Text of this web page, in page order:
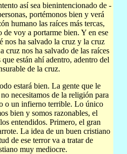
así sea bienintencionado de -
portémonos bien y verá
humano las raíces más tercas,
de voy a portarme bien. Y en ese
nos ha salvado la cruz y la cruz
cruz nos ha salvado de las raíces
están ahí adentro, adentro del
de la cruz.
estará bien. La gente que le
necesitamos de la religión para
o un infierno terrible. Lo único
bien y somos razonables, el
entendidos. Primero, el gran
La idea de un buen cristiano
de ese terror va a tratar de
muy mediocre.